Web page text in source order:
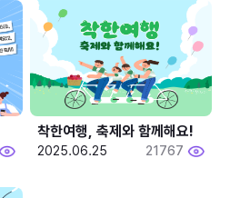
착한여행, 축제와 함께해요!
2025.06.25 21767